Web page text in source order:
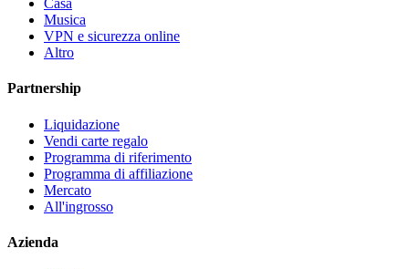
Casa
Musica
VPN e sicurezza online
Altro
Partnership
Liquidazione
Vendi carte regalo
Programma di riferimento
Programma di affiliazione
Mercato
All'ingrosso
Azienda